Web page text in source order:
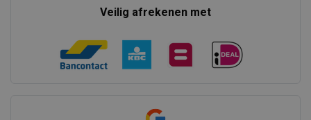
Veilig afrekenen met